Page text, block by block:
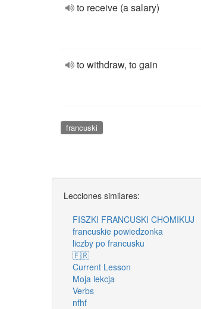
to receive (a salary)
to withdraw, to gain
francuski
Lecciones similares:
FISZKI FRANCUSKI CHOMIKUJ
francuskie powiedzonka
liczby po francusku
🇫🇷
Current Lesson
Moja lekcja
Verbs
nfhf